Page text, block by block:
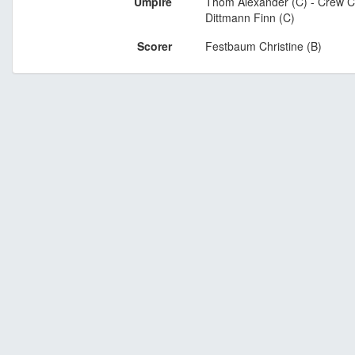
Dittmann Finn (C)
Scorer
Festbaum Christine (B)